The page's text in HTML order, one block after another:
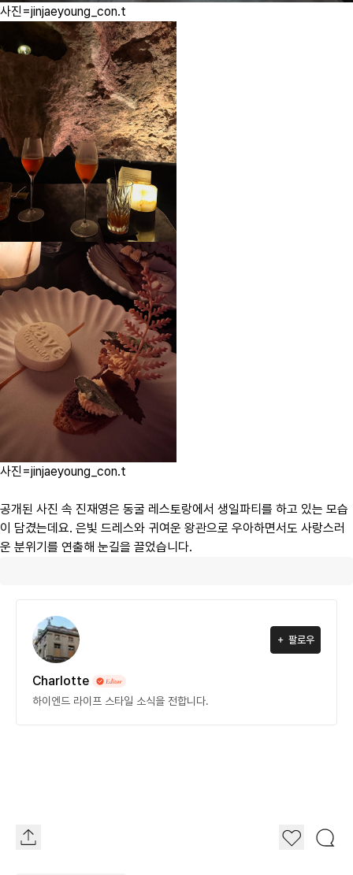
사진=jinjaeyoung_con.t
사진=jinjaeyoung_con.t
공개된 사진 속 진재영은 동굴 레스토랑에서 생일파티를 하고 있는 모습
이 담겼는데요. 은빛 드레스와 귀여운 왕관으로 우아하면서도 사랑스러
운 분위기를 연출해 눈길을 끌었습니다.
팔로우
Charlotte
하이엔드 라이프 스타일 소식을 전합니다.